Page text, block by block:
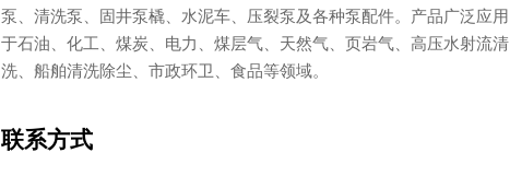
泵、清洗泵、固井泵橇、水泥车、压裂泵及各种泵配件。产品广泛应用
于石油、化工、煤炭、电力、煤层气、天然气、页岩气、高压水射流清
洗、船舶清洗除尘、市政环卫、食品等领域。
联系方式